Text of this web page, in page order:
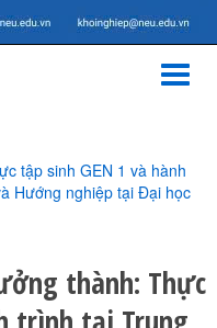
tập sinh GEN 1 và hành
Hướng nghiệp tại Đại học
thành: Thực